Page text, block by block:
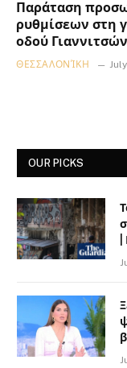
Παράταση
ρυθμίσεων στη
οδού
ΘΕΣΣΑΛΟΝΊΚΗ
OUR PICKS